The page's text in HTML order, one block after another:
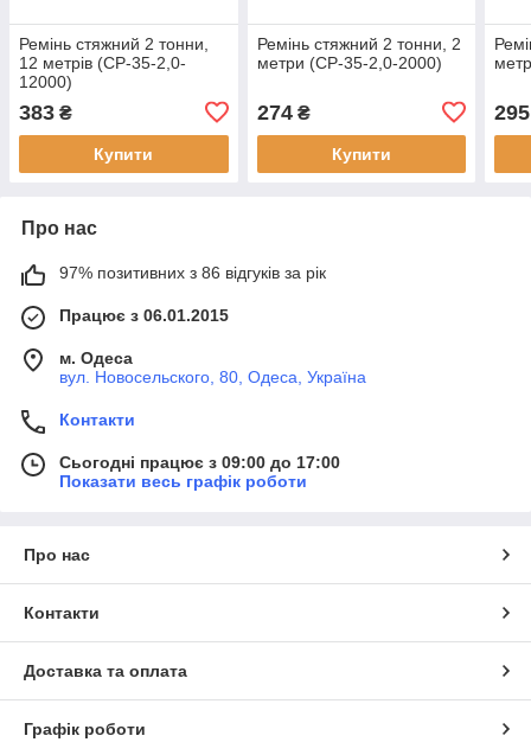
Ремінь стяжний 2 тонни,
12 метрів (СР-35-2,0-
12000)
383 ₴
Купити
Ремінь стяжний 2 тонни, 2
метри (СР-35-2,0-2000)
274₴
Купити
295
Про нас
97% позитивних з 86 відгуків за рік
Працює з 06.01.2015
м. Одеса
вул. Новосельского, 80, Одеса, Україна
Контакти
Сьогодні працює з 09:00 до 17:00
Показати весь графік роботи
Про нас
Контакти
Доставка та оплата
Графік роботи